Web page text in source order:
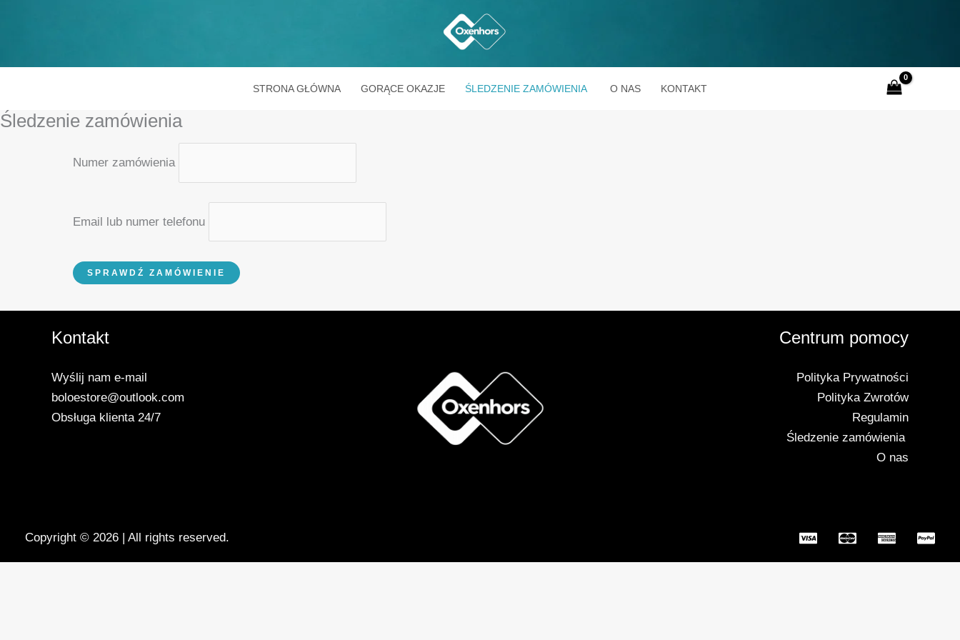
STRONA GŁÓWNA GORĄCE OKAZJE ŚLEDZENIE ZAMÓWIENIA O NAS KONTAKT
Śledzenie zamówienia
Numer zamówienia
Email lub numer telefonu
SPRAWDŹ ZAMÓWIENIE
Kontakt
Wyślij nam e-mail
boloestore@outlook.com
Obsługa klienta 24/7
Centrum pomocy
Polityka Prywatności
Polityka Zwrotów
Regulamin
Śledzenie zamówienia
O nas
Copyright © 2026 | All rights reserved.